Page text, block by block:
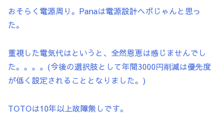
おそらく電源周り。Panaは電源設計ヘボじゃんと思っ
た。
重視した電気代はというと、全然恩恵は感じませんでし
た。。。。(今後の選択肢として年間3000円削減は優先度
が低く設定されることとなりました。)
TOTOは10年以上故障無しです。